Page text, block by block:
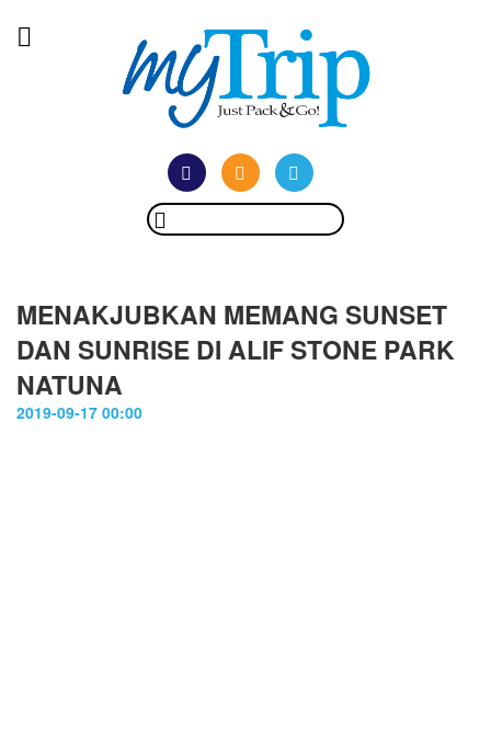
MENAKJUBKAN MEMANG SUNSET
DAN SUNRISE DI ALIF STONE PARK
NATUNA
2019-09-17 00:00